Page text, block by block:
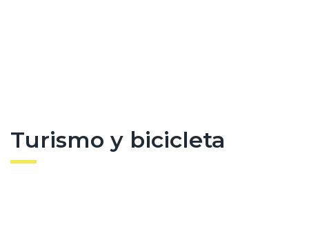
Turismo y bicicleta